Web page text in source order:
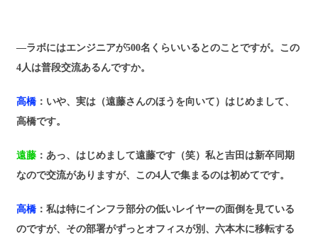
―ラボにはエンジニアが500名くらいいるとのことですが。この
4人は普段交流あるんですか。
高橋 ：いや、実は（遠藤さんのほうを向いて）はじめまして、
高橋です。
遠藤 ：あっ、はじめまして遠藤です（笑）私と吉田は新卒同期
なので交流がありますが、この4人で集まるのは初めてです。
高橋 ：私は特にインフラ部分の低いレイヤーの面倒を見ている
のですが、その部署がずっとオフィスが別、六本木に移転する